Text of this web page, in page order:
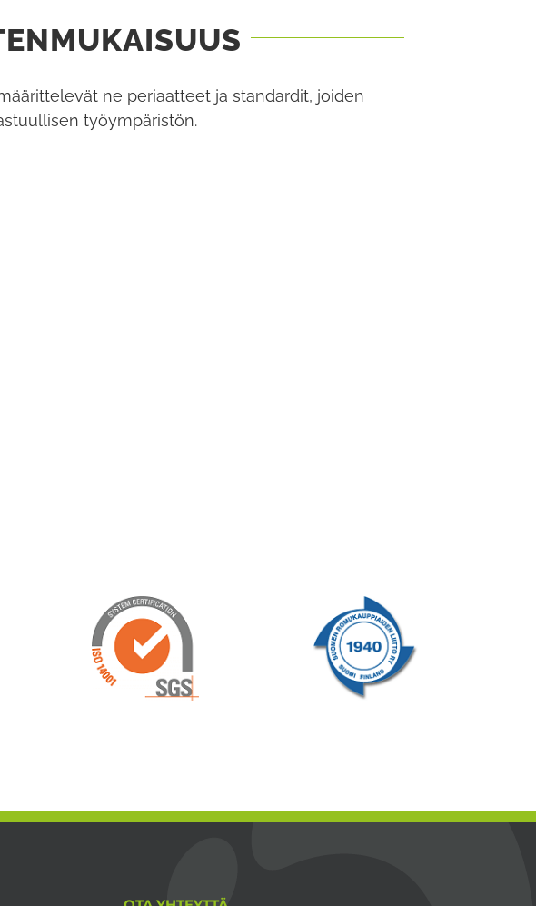
ne periaatteet ja standardit, joiden
työympäristön.